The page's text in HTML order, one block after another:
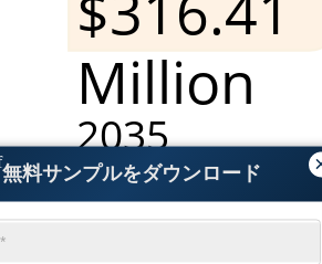
無料サンプルをダウンロード